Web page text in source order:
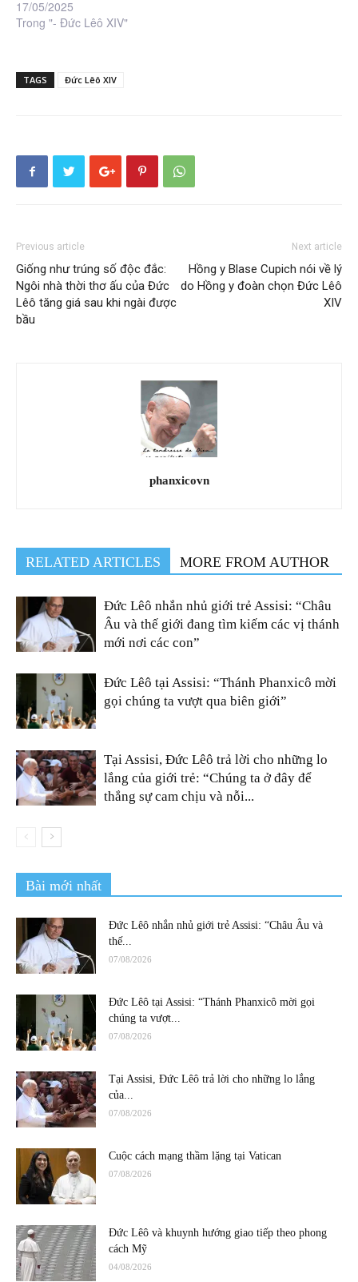
17/05/2025
Trong "- Đức Lêô XIV"
TAGS Đức Lêô XIV
Previous article
Giống như trúng số độc đắc:
Ngôi nhà thời thơ ấu của Đức
Lêô tăng giá sau khi ngài được
bầu
Next article
Hồng y Blase Cupich nói về lý
do Hồng y đoàn chọn Đức Lêô
XIV
phanxicovn
RELATED ARTICLES MORE FROM AUTHOR
Đức Lêô nhắn nhủ giới trẻ Assisi: “Châu
Âu và thế giới đang tìm kiếm các vị thánh
mới nơi các con”
Đức Lêô tại Assisi: “Thánh Phanxicô mời
gọi chúng ta vượt qua biên giới”
Tại Assisi, Đức Lêô trả lời cho những lo
lắng của giới trẻ: “Chúng ta ở đây để
thắng sự cam chịu và nỗi...
Bài mới nhất
Đức Lêô nhắn nhủ giới trẻ Assisi: “Châu Âu và
thế...
07/08/2026
Đức Lêô tại Assisi: “Thánh Phanxicô mời gọi
chúng ta vượt...
07/08/2026
Tại Assisi, Đức Lêô trả lời cho những lo lắng
của...
07/08/2026
Cuộc cách mạng thầm lặng tại Vatican
07/08/2026
Đức Lêô và khuynh hướng giao tiếp theo phong
cách Mỹ
04/08/2026